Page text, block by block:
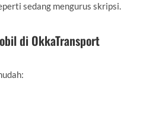
sedang mengurus skripsi.
di OkkaTransport